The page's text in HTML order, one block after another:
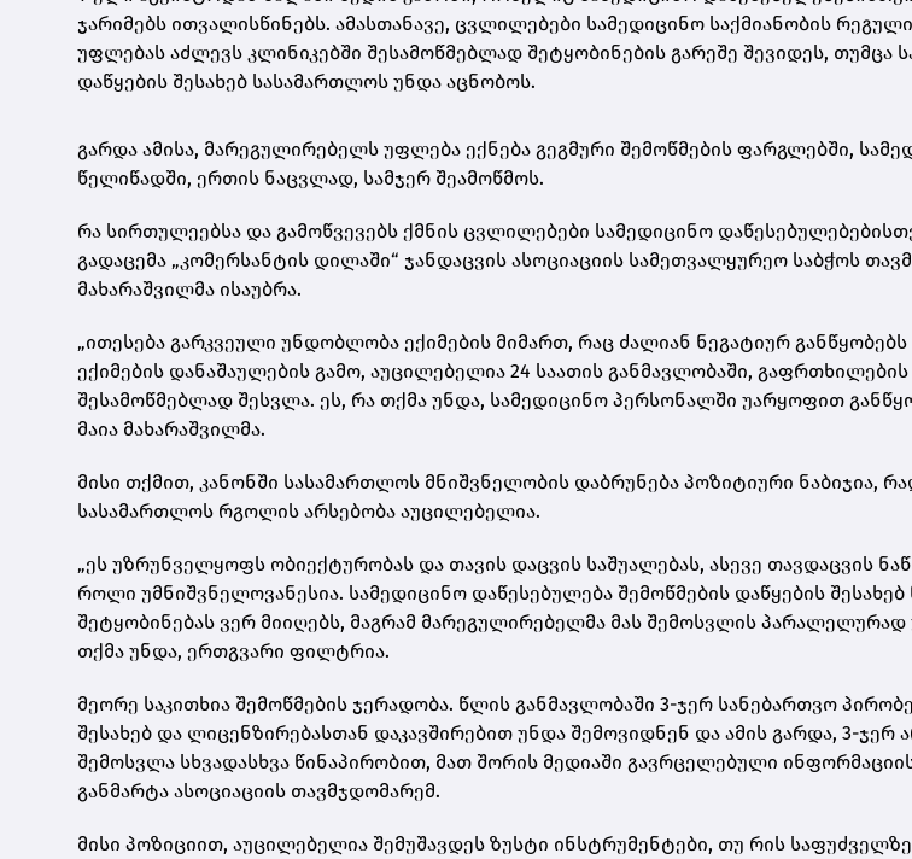
ჯარიმებს ითვალისწინებს. ამასთანავე, ცვლილებები სამედიცინო საქმიანობის
უფლებას აძლევს კლინიკებში შესამოწმებლად შეტყობინების გარეშე შევიდეს, თუმცა
დაწყების შესახებ სასამართლოს უნდა აცნობოს.
გარდა ამისა, მარეგულირებელს უფლება ექნება გეგმური შემოწმების ფარგლებში,
წელიწადში, ერთის ნაცვლად, სამჯერ შეამოწმოს.
რა სირთულეებსა და გამოწვევებს ქმნის ცვლილებები სამედიცინო
გადაცემა „კომერსანტის დილაში“ ჯანდაცვის ასოციაციის სამეთვალყურეო საბჭოს
მახარაშვილმა ისაუბრა.
„ითესება გარკვეული უნდობლობა ექიმების მიმართ, რაც ძალიან ნეგატიურ
ექიმების დანაშაულების გამო, აუცილებელია 24 საათის განმავლობაში, გაფრთხილების
შესამოწმებლად შესვლა. ეს, რა თქმა უნდა, სამედიცინო პერსონალში უარყოფით
მაია მახარაშვილმა.
მისი თქმით, კანონში სასამართლოს მნიშვნელობის დაბრუნება პოზიტიური ნაბიჯია,
სასამართლოს რგოლის არსებობა აუცილებელია.
„ეს უზრუნველყოფს ობიექტურობას და თავის დაცვის საშუალებას, ასევე თავდაცვის
როლი უმნიშვნელოვანესია. სამედიცინო დაწესებულება შემოწმების დაწყების შესახებ
შეტყობინებას ვერ მიიღებს, მაგრამ მარეგულირებელმა მას შემოსვლის
თქმა უნდა, ერთგვარი ფილტრია.
მეორე საკითხია შემოწმების ჯერადობა. წლის განმავლობაში 3-ჯერ სანებართვო
შესახებ და ლიცენზირებასთან დაკავშირებით უნდა შემოვიდნენ და ამის გარდა, 3-ჯერ
შემოსვლა სხვადასხვა წინაპირობით, მათ შორის მედიაში გავრცელებული
განმარტა ასოციაციის თავმჯდომარემ.
მისი პოზიციით, აუცილებელია შემუშავდეს ზუსტი ინსტრუმენტები, თუ რის